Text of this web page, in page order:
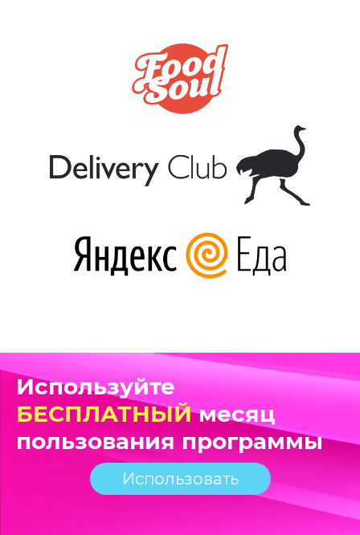
Используйте
БЕСПЛАТНЫЙмесяц
пользования программы
Использовать